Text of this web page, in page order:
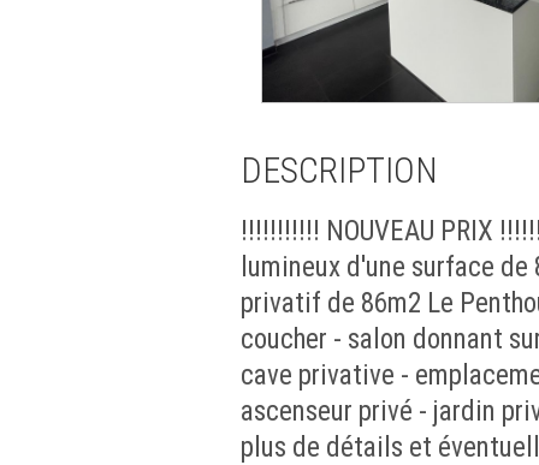
DESCRIPTION
!!!!!!!!!!! NOUVEAU PRIX
lumineux d'une surface
privatif de 86m2 Le
coucher - salon donnant
cave privative -
ascenseur privé - jardin
plus de détails et